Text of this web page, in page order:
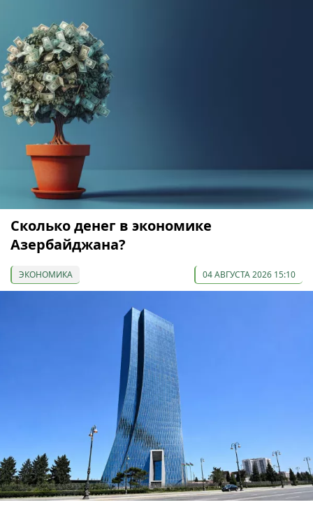
Сколько денег в экономике
Азербайджана?
ЭКОНОМИКА 04 АВГУСТА 2026 15:10